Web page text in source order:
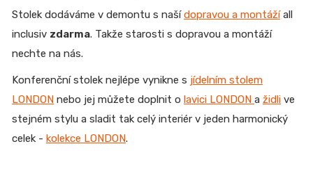
Stolek dodáváme v demontu s našídopravou a montážíall
inclusiv zdarma. Takže starosti s dopravou a montáží
nechte na nás.
Konferenční stolek nejlépe vynikne s jídelním stolem
LONDON nebo jej můžete doplnit o lavici LONDON a židli ve
stejném stylu a sladit tak celý interiér v jeden harmonický
celek - kolekce LONDON.